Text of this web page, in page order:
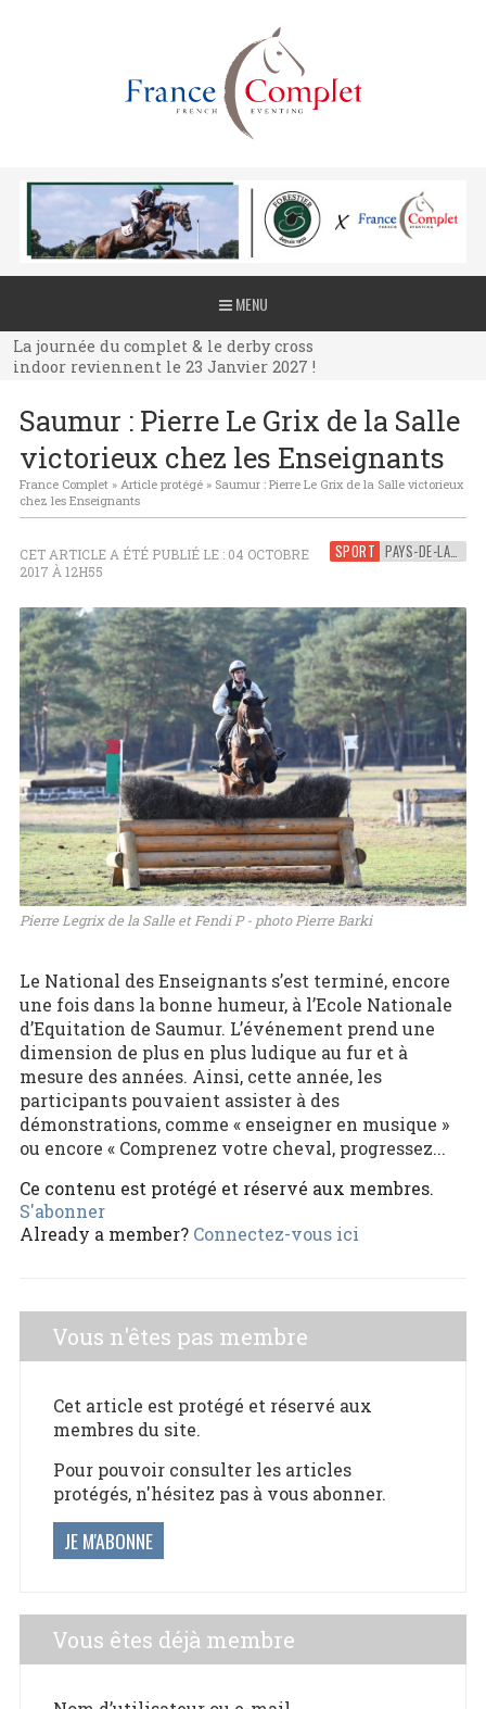
MENU
La journée du complet & le derby cross
indoor reviennent le 23 Janvier 2027 !
La journée du complet & le derby cross
indoor reviennent le 23 Janvier 2027 !
indoor reviennent le 23 Janvier 2027 !
Saumur : Pierre Le Grix de la Salle
victorieux chez les Enseignants
France Complet» Article protégé» Saumur : Pierre Le Grix de la Salle victorieux
chez les Enseignants
SPORT PAYS-DE-LA-LOIRE
CET ARTICLE A ÉTÉ PUBLIÉ LE : 04 OCTOBRE
2017 À 12H55
Pierre Legrix de la Salle et Fendi P - photo Pierre Barki
Le National des Enseignants s’est terminé, encore
une fois dans la bonne humeur, à l’Ecole Nationale
d’Equitation de Saumur. L’événement prend une
dimension de plus en plus ludique au fur et à
mesure des années. Ainsi, cette année, les
participants pouvaient assister à des
démonstrations, comme « enseigner en musique »
ou encore « Comprenez votre cheval, progressez...
Ce contenu est protégé et réservé aux membres.
S'abonner
Already a member? Connectez-vous ici
Vous n'êtes pas membre
Cet article est protégé et réservé aux
membres du site.
Pour pouvoir consulter les articles
protégés, n'hésitez pas à vous abonner.
JE M'ABONNE
Vous êtes déjà membre